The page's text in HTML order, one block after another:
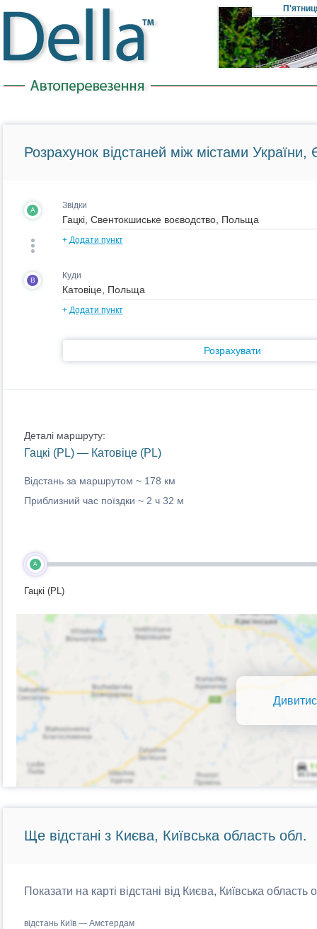
Розрахунок відстаней між містами України,
A Звідки
+ Додати пункт
B Куди
+ Додати пункт
Розрахувати
Деталі маршруту:
Гацкі (PL) — Катовіце (PL)
Відстань за маршрутом ~ 178 км
Приблизний час поїздки ~ 2 ч 32 м
A
Гацкі (PL)
Ще відстані з Києва, Київська область обл.
Показати на карті відстані від Києва, Київська
відстань Київ — Амстердам